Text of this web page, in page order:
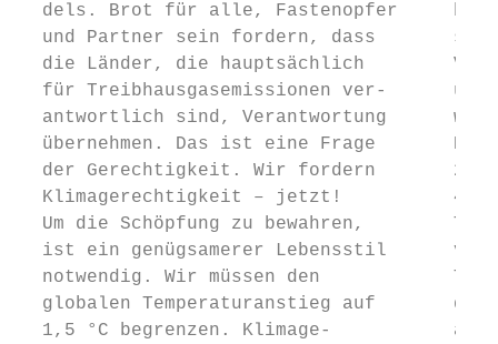
dels. Brot für alle, Fastenopfer
und Partner sein fordern, dass
die Länder, die hauptsächlich
für Treibhausgasemissionen ver-
antwortlich sind, Verantwortung
übernehmen. Das ist eine Frage
der Gerechtigkeit. Wir fordern
Klimagerechtigkeit – jetzt!          4.
Um die Schöpfung zu bewahren,
ist ein genügsamerer Lebensstil
notwendig. Wir müssen den
globalen Temperaturanstieg auf
1,5 °C begrenzen. Klimage-